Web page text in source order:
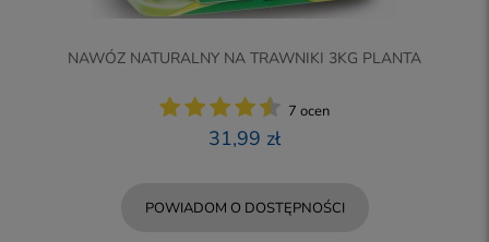
NAWÓZ NATURALNY NA TRAWNIKI 3KG PLANTA
7 ocen
31,99 zł
POWIADOM O DOSTĘPNOŚCI